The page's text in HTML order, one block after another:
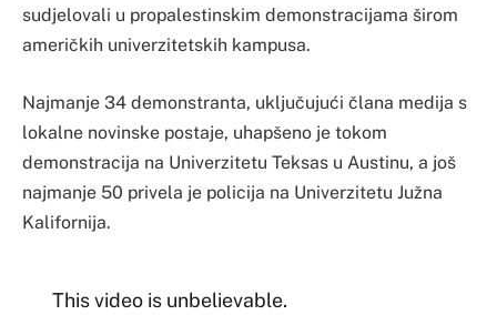
sudjelovali u propalestinskim demonstracijama širom
američkih univerzitetskih kampusa.
Najmanje 34 demonstranta, uključujući člana medija s
lokalne novinske postaje, uhapšeno je tokom
demonstracija na Univerzitetu Teksas u Austinu, a još
najmanje 50 privela je policija na Univerzitetu Južna
Kalifornija.
This video is unbelievable.